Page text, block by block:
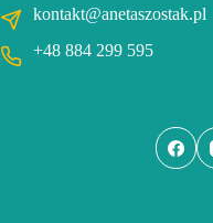
kontakt@anetaszostak.pl
+48 884 299 595